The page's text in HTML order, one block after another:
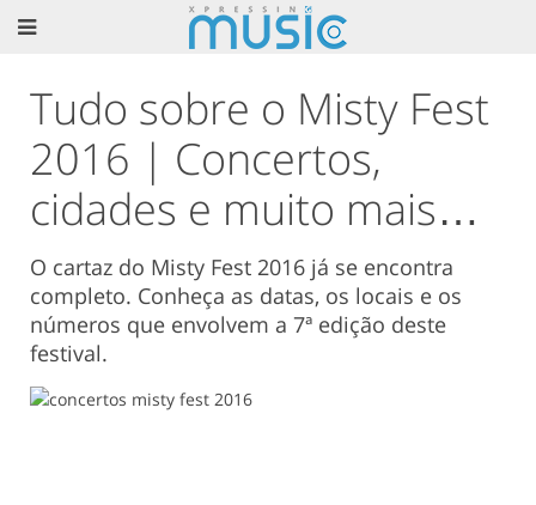
Tudo sobre o Misty Fest
2016 | Concertos,
cidades e muito mais…
O cartaz do Misty Fest 2016 já se encontra
completo. Conheça as datas, os locais e os
números que envolvem a 7ª edição deste
festival.